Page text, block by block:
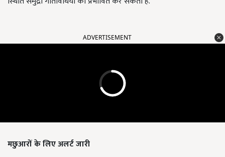
ADVERTISEMENT
मछुआरों के लिए अलर्ट जारी